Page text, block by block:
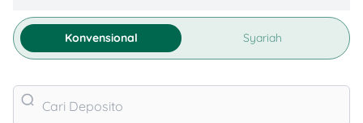
Konvensional Syariah